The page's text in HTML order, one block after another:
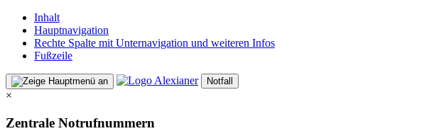
Inhalt
Hauptnavigation
Rechte Spalte mit Unternavigation und weiteren Infos
Fußzeile
Notfall
×
Zentrale Notrufnummern